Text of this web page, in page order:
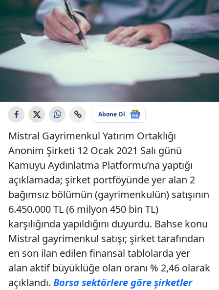
Abone Ol
Mistral Gayrimenkul Yatırım Ortaklığı
Anonim Şirketi 12 Ocak 2021 Salı günü
Kamuyu Aydınlatma Platformu’na yaptığı
açıklamada; şirket portföyünde yer alan 2
bağımsız bölümün (gayrimenkulün) satışının
6.450.000 TL (6 milyon 450 bin TL)
karşılığında yapıldığını duyurdu. Bahse konu
Mistral gayrimenkul satışı; şirket tarafından
en son ilan edilen finansal tablolarda yer
alan aktif büyüklüğe olan oranı % 2,46 olarak
açıklandı. Borsa sektörlere göre şirketler